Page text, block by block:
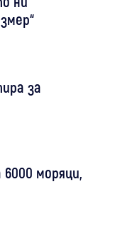
за
моряци,